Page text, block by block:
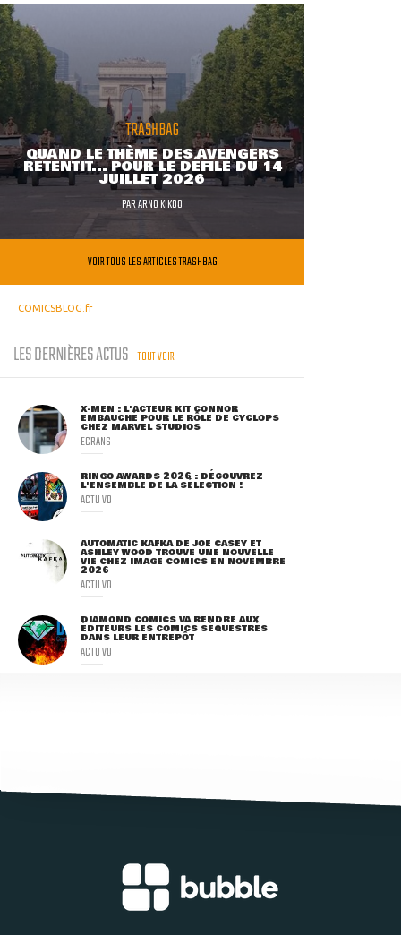
TRASHBAG
QUAND LE THÈME DES AVENGERS
RETENTIT... POUR LE DÉFILÉ DU 14
JUILLET 2026
PARARNO KIKOO
VOIR TOUS LES ARTICLES TRASHBAG
COMICSBLOG.fr
LES DERNIÈRES ACTUS TOUT VOIR
X-MEN : L'ACTEUR KIT CONNOR
EMBAUCHÉ POUR LE RÔLE DE CYCLOPS
CHEZ MARVEL STUDIOS
ECRANS
RINGO AWARDS 2026 : DÉCOUVREZ
L'ENSEMBLE DE LA SÉLECTION !
ACTU VO
AUTOMATIC KAFKA DE JOE CASEY ET
ASHLEY WOOD TROUVE UNE NOUVELLE
VIE CHEZ IMAGE COMICS EN NOVEMBRE
2026
ACTU VO
DIAMOND COMICS VA RENDRE AUX
ÉDITEURS LES COMICS SÉQUESTRÉS
DANS LEUR ENTREPÔT
ACTU VO